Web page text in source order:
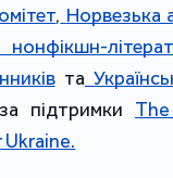
, Норвезька
та
підтримки